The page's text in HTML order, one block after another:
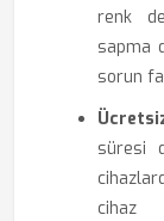
renk
sapma
sorun
süresi
cihaz